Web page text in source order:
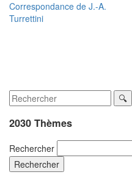
Correspondance de J.-A.
Turrettini
2030 Thèmes
Rechercher
Rechercher